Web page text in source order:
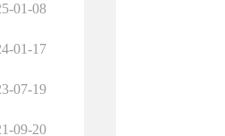
01-08
01-17
07-19
09-20